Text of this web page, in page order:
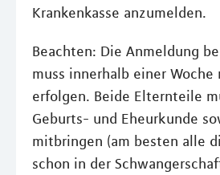
Krankenkasse anzumelden.
Beachten: Die Anmeldung
muss innerhalb einer Woche
erfolgen. Beide Elternteile
Geburts- und Eheurkunde
mitbringen (am besten alle
schon in der